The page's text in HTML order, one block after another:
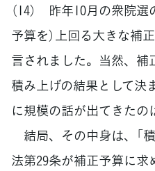
（14） 昨年10月の衆院選
予算を）上回る大きな補
言されました。当然、補
積み上げの結果として決
に規模の話が出てきたの
結局、その中身は、「
法第29条が補正予算に求